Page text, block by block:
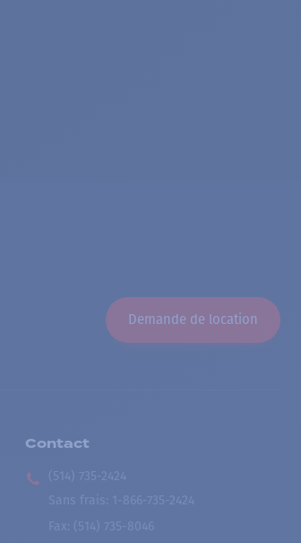
Demande de location
Contact
(514) 735-2424
Sans frais
1-866-735-2424
Fax: (514) 735-8046